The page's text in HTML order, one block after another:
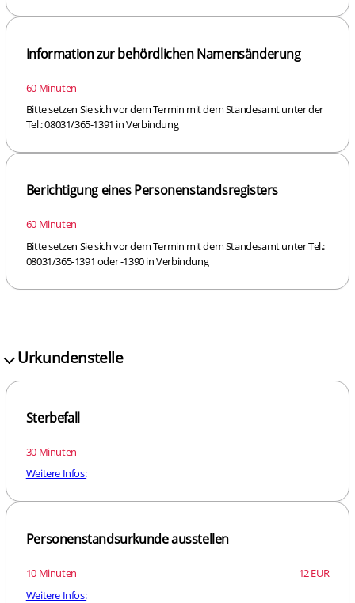
Information zur behördlichen Namensänderung
60 Minuten
Bitte setzen Sie sich vor dem Termin mit dem Standesamt unter der
Tel.: 08031/365-1391 in Verbindung
Berichtigung eines Personenstandsregisters
60 Minuten
Bitte setzen Sie sich vor dem Termin mit dem Standesamt unter Tel.:
08031/365-1391 oder -1390 in Verbindung
Urkundenstelle
Sterbefall
30 Minuten
Weitere Infos:
Personenstandsurkunde ausstellen
10 Minuten
12 EUR
Weitere Infos: